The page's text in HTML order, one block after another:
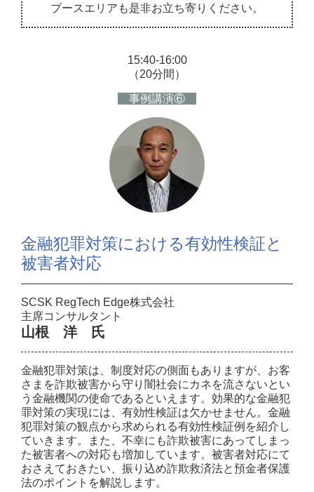
ブースエリアも是非お立ち寄りください。
15:40-16:00
（20分間）
事例講演⑥
金融犯罪対策における有効性検証と
被害者対応
SCSK RegTech Edge株式会社
主席コンサルタント
山根 洋 氏
金融犯罪対策は、制度対応の側面もありますが、お客
さまを詐欺被害から守り闇社会にカネを流さないとい
う金融機関の使命であるといえます。効果的な金融犯
罪対策の実現には、有効性検証は欠かせません。金融
犯罪対策の観点から求められる有効性検証例を紹介し
ていきます。また、不幸にも詐欺被害にあってしまっ
た被害者への対応も増加しています。被害者対応にて
おさえておきたい、振り込め詐欺救済法と預金者保護
法のポイントを解説します。